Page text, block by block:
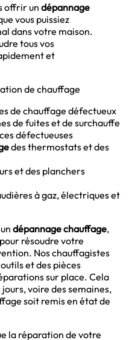
offrir un dépannage
vous puissiez
dans votre maison.
tous vos
et
de chauffage
de chauffage défectueux
de fuites et de surchauffe
défectueuses
des thermostats et des
et des planchers
à gaz, électriques et
dépannage chauffage,
résoudre votre
Nos chauffagistes
et des pièces
sur place. Cela
voire des semaines,
soit remis en état de
la réparation de votre